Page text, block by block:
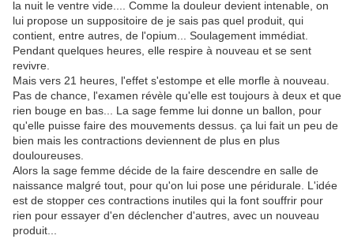
la nuit le ventre vide.... Comme la douleur devient intenable, on
lui propose un suppositoire de je sais pas quel produit, qui
contient, entre autres, de l'opium... Soulagement immédiat.
Pendant quelques heures, elle respire à nouveau et se sent
revivre.
Mais vers 21 heures, l'effet s'estompe et elle morfle à nouveau.
Pas de chance, l'examen révèle qu'elle est toujours à deux et que
rien bouge en bas... La sage femme lui donne un ballon, pour
qu'elle puisse faire des mouvements dessus. ça lui fait un peu de
bien mais les contractions deviennent de plus en plus
douloureuses.
Alors la sage femme décide de la faire descendre en salle de
naissance malgré tout, pour qu'on lui pose une péridurale. L'idée
est de stopper ces contractions inutiles qui la font souffrir pour
rien pour essayer d'en déclencher d'autres, avec un nouveau
produit...